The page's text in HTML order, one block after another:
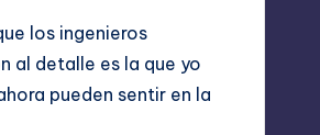
los ingenieros
al detalle es la que yo
pueden sentir en la